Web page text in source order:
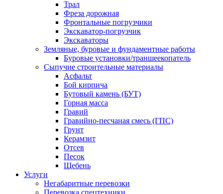
Трал
Фреза дорожная
Фронтальные погрузчики
Экскаватор-погрузчик
Экскаваторы
Земляные, буровые и фундаментные работы
Буровые установки/траншеекопатель
Сыпучие строительные материалы
Асфальт
Бой кирпича
Бутовый камень (БУТ)
Горная масса
Гравий
Гравийно-песчаная смесь (ГПС)
Грунт
Керамзит
Отсев
Песок
Щебень
Услуги
Негабаритные перевозки
Перевозка спецтехники